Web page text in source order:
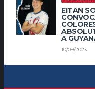
EITAN
A
10/09/2023